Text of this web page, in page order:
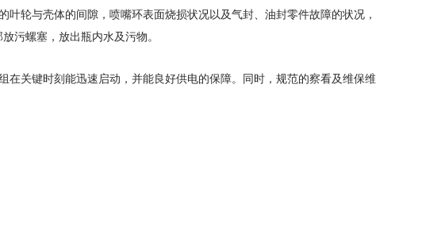
叶轮与壳体的间隙，喷嘴环表面烧损状况以及气封、油封零件故障的状况，
污螺塞，放出瓶内水及污物。
关键时刻能迅速启动，并能良好供电的保障。同时，规范的察看及维保维